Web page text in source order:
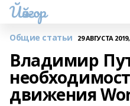
Йәйғор
Общие статьи 29 АВГУСТА
Владимир
движения